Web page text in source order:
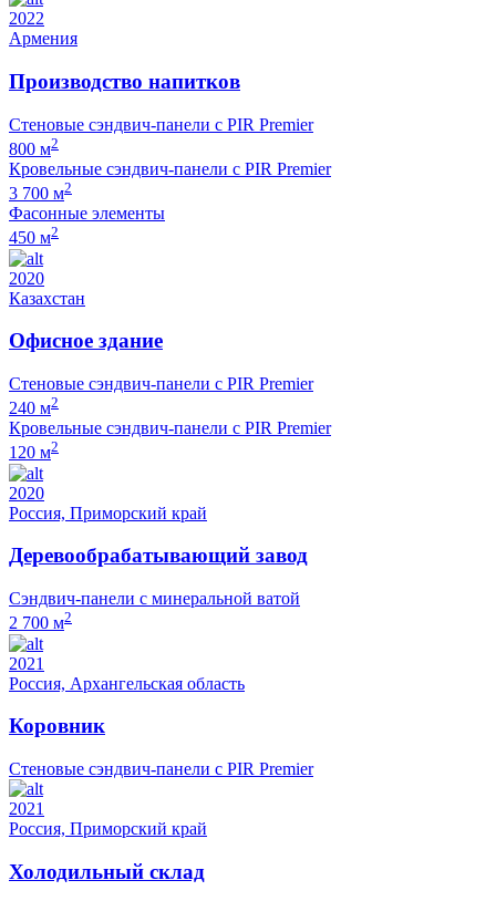
2022
Армения
Производство напитков
Стеновые сэндвич-панели с PIR Premier
800 м2
Кровельные сэндвич-панели с PIR Premier
3 700 м2
Фасонные элементы
450 м2
2020
Казахстан
Офисное здание
Стеновые сэндвич-панели с PIR Premier
240 м2
Кровельные сэндвич-панели с PIR Premier
120 м2
2020
Россия, Приморский край
Деревообрабатывающий завод
Сэндвич-панели с минеральной ватой
2 700 м2
2021
Россия, Архангельская область
Коровник
Стеновые сэндвич-панели с PIR Premier
2021
Россия, Приморский край
Холодильный склад